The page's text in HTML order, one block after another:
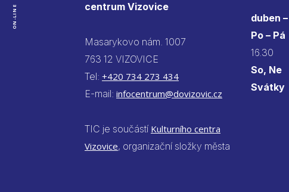
ON-LINE
centrum Vizovice
Masarykovo nám. 1007
763 12 VIZOVICE
Tel: +420 734 273 434
E-mail: infocentrum@dovizovic.cz
TIC je součástí Kulturního centra
Vizovice, organizační složky města
duben
Po – Pá
16.30
So, Ne
Svátky